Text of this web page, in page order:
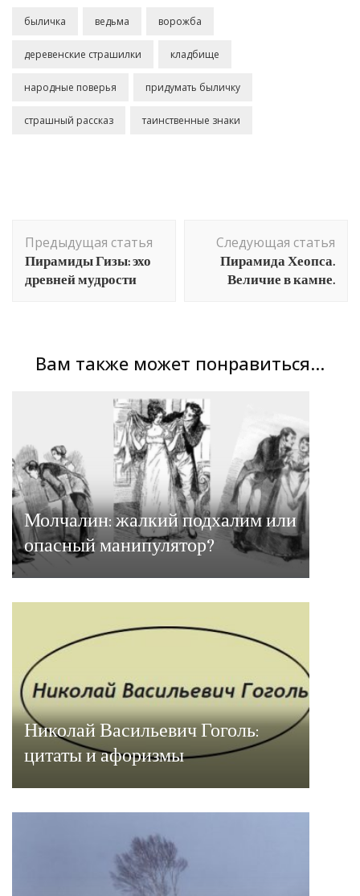
быличка ведьма ворожба
деревенские страшилки кладбище
народные поверья придумать быличку
страшный рассказ таинственные знаки
по
записям
Предыдущая статья
Пирамиды Гизы: эхо
древней мудрости
Следующая статья
Пирамида Хеопса.
Величие в камне.
Вам также может понравиться...
Молчалин: жалкий подхалим или
опасный манипулятор?
Николай Васильевич Гоголь:
цитаты и афоризмы